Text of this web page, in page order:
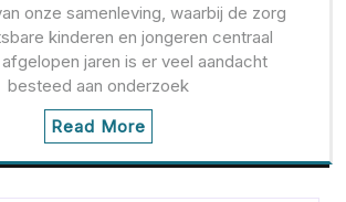
onze samenleving, waarbij de zorg
kinderen en jongeren centraal
jaren is er veel aandacht
besteed aan onderzoek
Read More